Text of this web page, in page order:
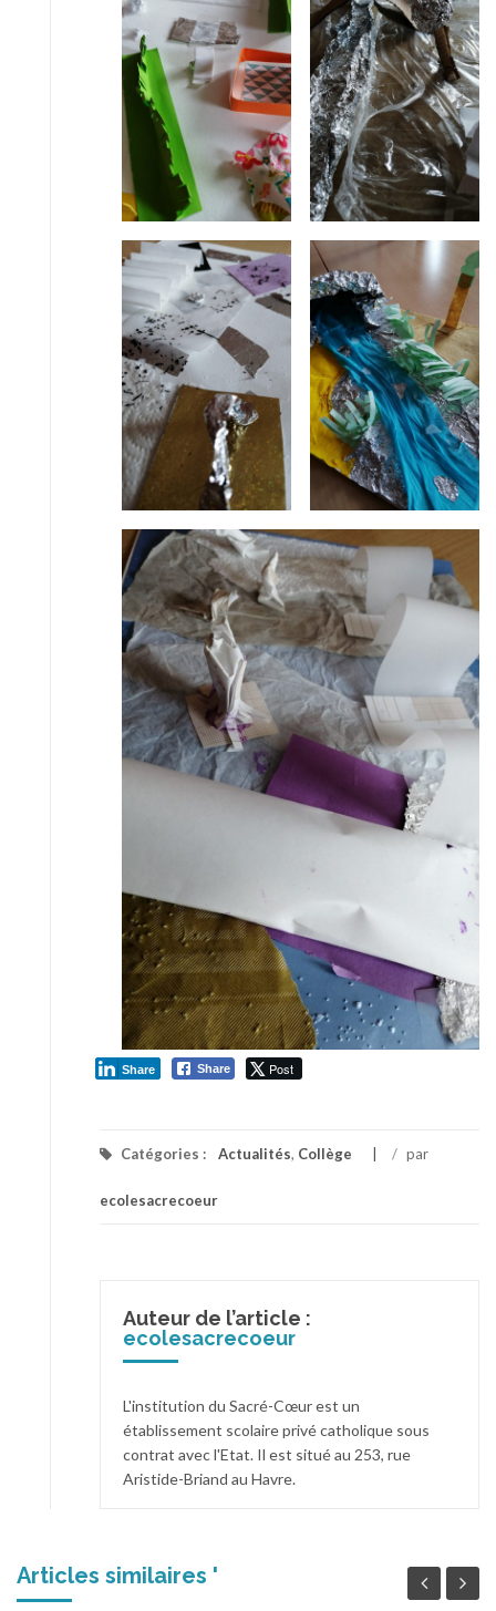
Share Post
Share
Catégories : Actualités, Collège / par
ecolesacrecoeur
Auteur de l’article :
ecolesacrecoeur
L'institution du Sacré-Cœur est un
établissement scolaire privé catholique sous
contrat avec l'Etat. Il est situé au 253, rue
Aristide-Briand au Havre.
Articles similaires '